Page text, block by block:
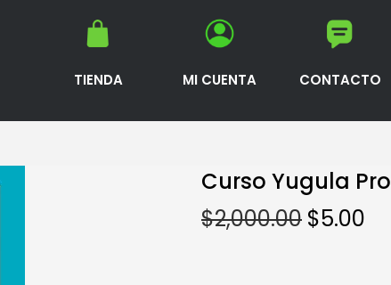
TIENDA MI CUENTA CONTACTO
Curso Yugula Pro
$2,000.00 $5.00